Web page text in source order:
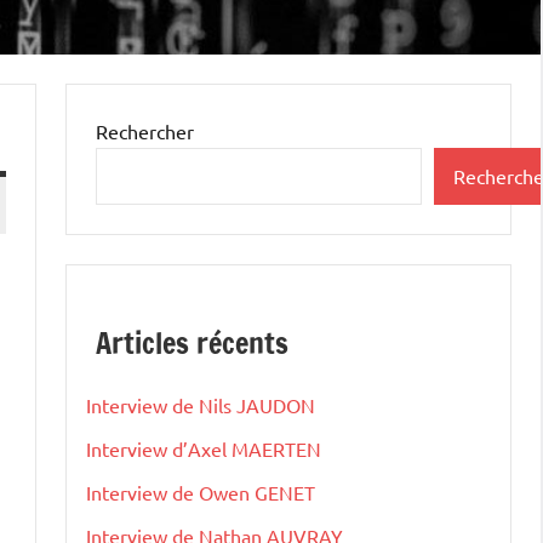
Rechercher
Articles récents
Interview de Nils JAUDON
Interview d’Axel MAERTEN
Interview de Owen GENET
Interview de Nathan AUVRAY